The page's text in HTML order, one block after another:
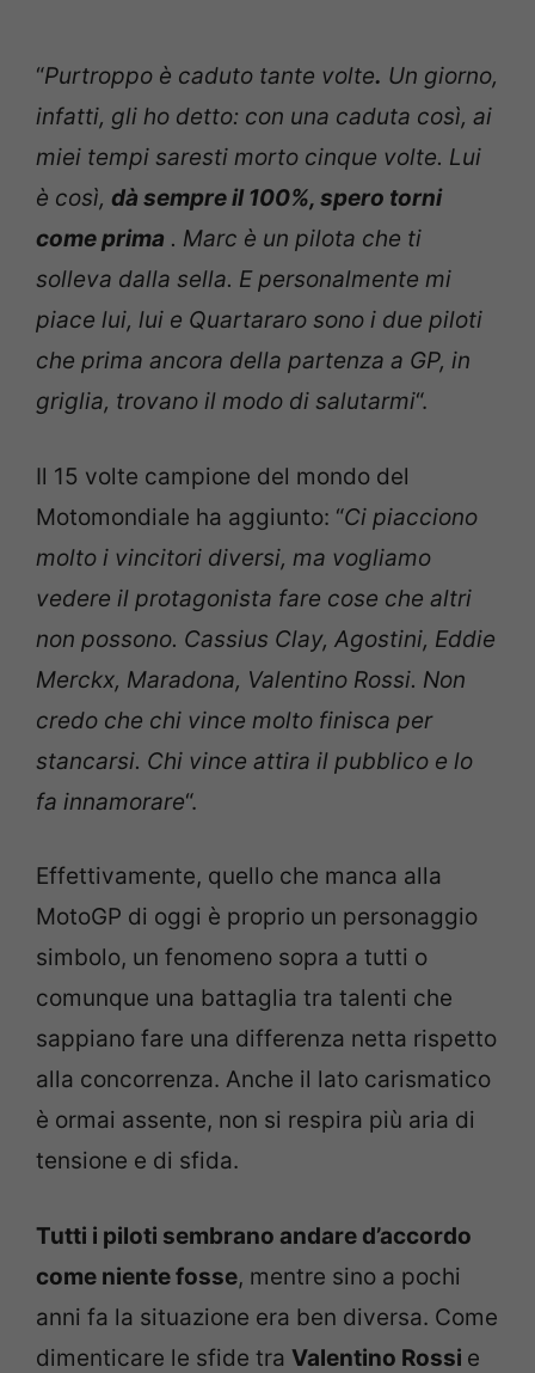
“Purtroppo è caduto tante volte. Un giorno,
infatti, gli ho detto: con una caduta così, ai
miei tempi saresti morto cinque volte. Lui
è così, dà sempre il 100%, spero torni
come prima . Marc è un pilota che ti
solleva dalla sella. E personalmente mi
piace lui, lui e Quartararo sono i due piloti
che prima ancora della partenza a GP, in
griglia, trovano il modo di salutarmi“.
Il 15 volte campione del mondo del
Motomondiale ha aggiunto: “Ci piacciono
molto i vincitori diversi, ma vogliamo
vedere il protagonista fare cose che altri
non possono. Cassius Clay, Agostini, Eddie
Merckx, Maradona, Valentino Rossi. Non
credo che chi vince molto finisca per
stancarsi. Chi vince attira il pubblico e lo
fa innamorare“.
Effettivamente, quello che manca alla
MotoGP di oggi è proprio un personaggio
simbolo, un fenomeno sopra a tutti o
comunque una battaglia tra talenti che
sappiano fare una differenza netta rispetto
alla concorrenza. Anche il lato carismatico
è ormai assente, non si respira più aria di
tensione e di sfida.
Tutti i piloti sembrano andare d’accordo
come niente fosse, mentre sino a pochi
anni fa la situazione era ben diversa. Come
dimenticare le sfide tra Valentino Rossi e